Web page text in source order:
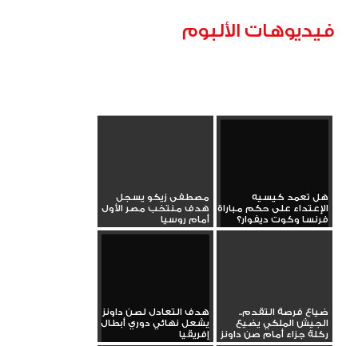
فيديوهات الألبوم
هل تعمد كيسيه
الإعتداء على حكم مباراة
فرنسا وكوت ديفوار؟
مصطفى زيكو يسجل
هدف منتخب مصر الأول
أمام روسيا
ضياع فرصة التقدم..
الجيش الملكي يضيع
ركلة جزاء أمام صن داونز
هدف التعادل لصن داونز
يشعل نهائي دوري أبطال
إفريقيا